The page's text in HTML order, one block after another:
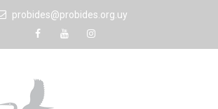
probides@probides.org.uy